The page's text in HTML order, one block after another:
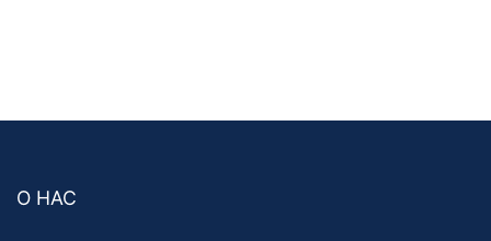
О НАС